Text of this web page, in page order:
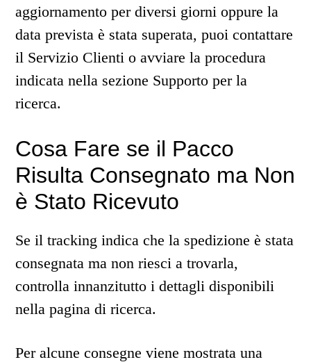
aggiornamento per diversi giorni oppure la
data prevista è stata superata, puoi contattare
il Servizio Clienti o avviare la procedura
indicata nella sezione Supporto per la
ricerca.
Cosa Fare se il Pacco
Risulta Consegnato ma Non
è Stato Ricevuto
Se il tracking indica che la spedizione è stata
consegnata ma non riesci a trovarla,
controlla innanzitutto i dettagli disponibili
nella pagina di ricerca.
Per alcune consegne viene mostrata una